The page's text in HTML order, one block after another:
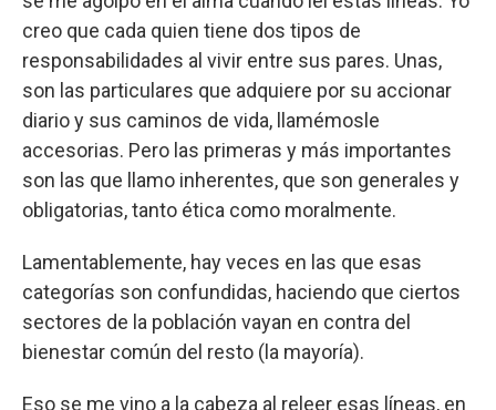
creo que cada quien tiene dos tipos de
responsabilidades al vivir entre sus pares. Unas,
son las particulares que adquiere por su accionar
diario y sus caminos de vida, llamémosle
accesorias. Pero las primeras y más importantes
son las que llamo inherentes, que son generales y
obligatorias, tanto ética como moralmente.
Lamentablemente, hay veces en las que esas
categorías son confundidas, haciendo que ciertos
sectores de la población vayan en contra del
bienestar común del resto (la mayoría).
Eso se me vino a la cabeza al releer esas líneas, en